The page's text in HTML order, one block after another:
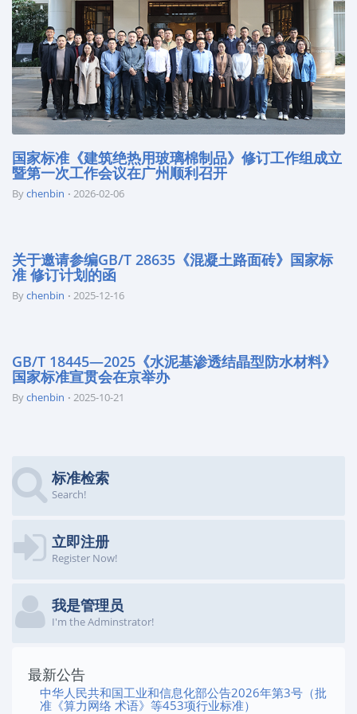
国家标准《建筑绝热用玻璃棉制品》修订工作组成立
暨第一次工作会议在广州顺利召开
Bychenbin 2026-02-06
关于邀请参编GB/T 28635《混凝土路面砖》国家标
准 修订计划的函
Bychenbin 2025-12-16
GB/T 18445—2025《水泥基渗透结晶型防水材料》
国家标准宣贯会在京举办
Bychenbin 2025-10-21
标准检索
Search!
立即注册
Register Now!
我是管理员
I'm the Adminstrator!
最新公告
中华人民共和国工业和信息化部公告2026年第3号（批
准《算力网络 术语》等453项行业标准）